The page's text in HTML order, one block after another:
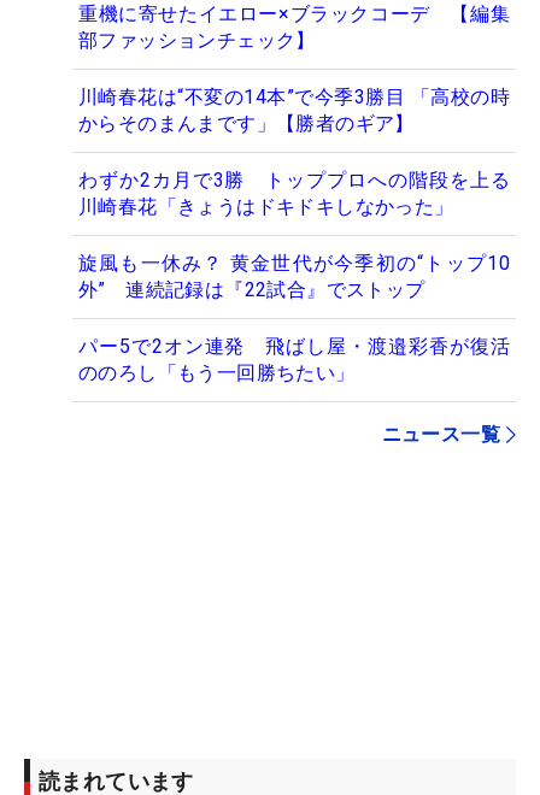
重機に寄せたイエロー×ブラックコーデ 【編集
部ファッションチェック】
川崎春花は“不変の14本”で今季3勝目 「高校の時
からそのまんまです」【勝者のギア】
わずか2カ月で3勝 トッププロへの階段を上る
川崎春花「きょうはドキドキしなかった」
旋風も一休み？ 黄金世代が今季初の“トップ10
外” 連続記録は『22試合』でストップ
パー5で2オン連発 飛ばし屋・渡邉彩香が復活
ののろし「もう一回勝ちたい」
ニュース一覧
読まれています